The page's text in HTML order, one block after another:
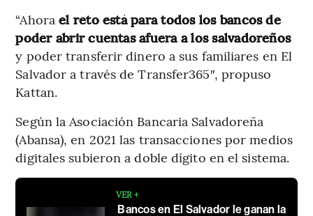
“Ahorael reto está para todos los bancos de
poder abrir cuentas afuera a los salvadoreños
y poder transferir dinero a sus familiares en El
Salvador a través de Transfer365″, propuso
Kattan.
Según la Asociación Bancaria Salvadoreña
(Abansa), en 2021 las transacciones por medios
digitales subieron a doble dígito en el sistema.
VER +
Bancos en El Salvador le ganan la